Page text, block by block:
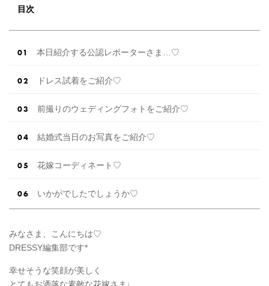
目次
本日紹介する公認レポーターさま…♡
ドレス試着をご紹介♡
前撮りのウェディングフォトをご紹介♡
結婚式当日のお写真をご紹介♡
花嫁コーディネート♡
いかがでしたでしょうか♡
みなさま、こんにちは♡
DRESSY編集部です*
幸せそうな笑顔が美しく